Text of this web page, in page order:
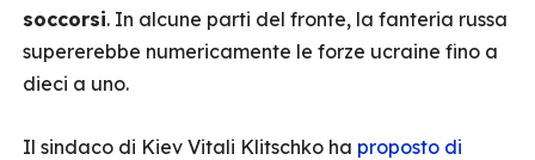
soccorsi. In alcune parti del fronte, la fanteria russa
supererebbe numericamente le forze ucraine fino a
dieci a uno.
Il sindaco di Kiev Vitali Klitschko ha proposto di